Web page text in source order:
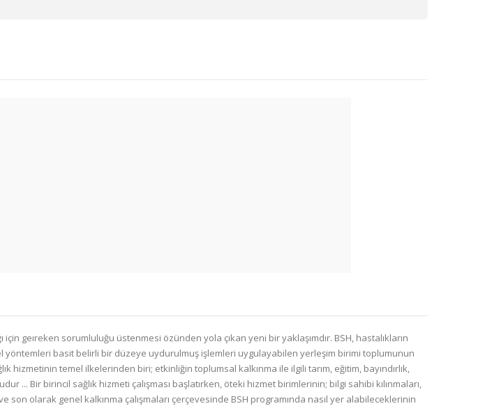
örgütle yakın işbirliğine gidilmesi oldukça yararlıdır. III - «GELENEKSEL GÜÇ YAPISI» : Yerleşim birimi ve kabile, aşiret başkanlarının, dinsel önderlerin ve geleneksel önemin öteki öğelerinin etkisi; görmezlikten gelmek bir yana; dikkate alınmalıdır. Yerleşim biriminde çalışırken onların otoritesi ve etkisi istenmelidir. Gençler yaşlılara bütünüyle karşı olmazlar, ama onları tamamlarlar. Genel anlamıyla yerleşim birimi yaşantısı, programın örgütlenmesi boyunca bilinmesi ve uyulması gereken değerlerin belli bir hiyerarşisi çevresinde biçimlenmiştir. IV - İŞBİRLİĞİ STRATEJİSi : Deneyimler göstermiştir ki, bir birimin üstlendiği bir tasarı üzerinde, öncelikle ona danışılmadan, yeni bir birimin katkısı istenirse olumlu bir yanıt alınması olası değildir. Bu nedenle, programın her kademesinde; farklı evrelerin kavranıması ve işlemesi, eğitimde duyarlılaştırmada olduğu gibi uygulamaya konması ve değerlendirme açısından, çeşitli kuruluşların katkısını elde etmek önemlidir. A. BU İŞBİRLİĞİ UYGULAMAYA NASIL KONMALIDIR? Baş yöneticiden birincil sağlık hizmeti konusunda bir çalışma grubu toplaması istenmelidir. Yoksa, böyle bir tasarının sunulması için, yerel memurların normalda yılda iki ya da üç kez olan toplantılarından yararlanılmalıdır. Toplantıda sağlık elemanı, birincil sağlık hizmeti tasarısının nedenlerini ve programın tüm biçimini tanımlayan bir konuşma yapar. Konuşmada, toplumun konuya duyarlı kılınması ve sorumluluğunu üstlenmesi; yerleşim biriminden edinilecek sağlık görevlileriyle sorumlulukların paylaşılması, görevlerinin tanımlanması ve sınırlandırılması; ve onların çalışmalarının toplumsal kalkınmanın daha geniş çerçevesi içinde bütünleştirilmesinin gerekliliği konuları tartışılır. Amaç şunları yaratmaktır : 1. Toplantılar düzenli, uzun aralıklı bölümler halinde; ve geleneksel, politik ve dinsel önderler, önemli yerleşim birimlerinin başkanları, yöneticiler, okul öğretmenleri, tarımsal deneticiler ve çeşitli kişiler gibi bölgenin yaşamında etkinliği bulunan tüm sorumlu bireylerin çağırılması biıçiminde yapılmalıdır. Bu toplantıların amacı, tasarıya ilişkin olarak doğan sorunların ele alınmasıdır. Uygulamaya ilişkin ayrıntılarla ilgili öneriler, düşünceler ve gelişim raporları tartışılır. 2. Programın günden güne gelişimini incelemek için, yönetici ve yerel birimlerin çeşitli temsilcilerinin katıldığı, daha kısa aralıklı toplantılar da yapılır. Bu grup, yerel birincil sağlık hizmeti kurulunu oluşturacaktır. İlk toplantılarda ele alınması gereken bazı konular şunlardır : a. Duyarlı kılınacak yerleşim birimlerinin önceliğinin; yerleşim biriminin önemi, tecrit, özellikle tarımsal ya da aşılama benzeri önceki kampanyalara ilgi düzeyi gibi ölçütlerle belirlenmesi. b. Seçilen yerleşim birimlerinde, ilk -tanıtıcı -ziyaret ertesinde önceliği olan kişilerin ve hiyerarşik sıranın belirlenmesi. Tanıtıcı ziyarette başkana, imama ya da tüm yerleşim birimine yönelinebilir. c. Aynı görüşte olanlara, özellikle karşıt görüşlülere dikkat edilerek, çeşitli yerleşim birimi gruplarında bir araştırma yapılmalıdır. Grup çatışmalarının olması durumunda, karşıt görüşlülerin üstesinden gelmek ve sorunları çözmek için çareler aranır. Böylece, programı karıştırmaları önlenir. B. YEREL BSH KURULLARININ ÜYELERİ, DUYARLILAŞTIRMA SÜRECİNDE YER ALMALIDIR... Üyelerin bir grubu, programın özellikle tanıtıcı evresi boyunca, çeşitli yerleşim birimi ziyaretlerinde, sağlık elemanına eşlik etmek, ve yüksek memurlar, tüccarlar gibi sonuca ulaştırıcı yerel etkileri olabilen kişilerin belirlenmesinde ona yardımcı olmak konusunda ikna edilmelidir. Ziyaret bu kişilerle birlikte yapılabilir, ya da yakında yaşamıyorlarsa, kendi yerleşim birimlerine döndüklerinde, sağlık elemanını oraya gelmesi için çağırabilirler. «Yukarı Volta'nın Kans köyünde, kısa bir duyarlılaştırma döneminden ve az kişinin katıldığı bir köy toplantısından sonra, ulusal bir programın parçası olarak; yağmurlu mevsim boyunca çocuklara ve anne adaylarına yönelik koruyucu bir nivaguine tasarısını uygulamak ve aynı dönemde ortaya çıkalbirecek basit ateşleri tedavi etmek için eğitilmiş bir genç gönderildi. Yağmurlar köyün çevre ile ilişkisini dört ay süreyle engelledi. Köy yeniden ziyaret edildiğinde, yapılan değerlendirme gösterdi ki : 1. Nivaguine kampanyasına alınanların % 10'dan azı düzenli dozlar almıştı, 2. Görevlinin topladığı paranın hesabında açık vardı, 3. Sıtma nöbetleri sırasında tedaviye çok az kişi gelmişti. Durumun ana nedenlerine, kısa bir araştırma ile açıklık getirildi 1. Görevli tüm köyce benimsenmemişti. Başkanın oğlu ve taraftarları, bu işi yapması konusunda onun çok genç olduğunu düşündüklerinden; kadınların ona danışmaları ve çocuklarını getirmeleri yasaklanmıştı. 2. Sonuçta, gönüllünün durumu yanlış değerlendirilmişti: Okuma yazması ve iki yıllık bir eğitimi olan genç adam; kendisinin sağlık örgütünce, örgütün insan - el - gücünün bir parçası biçiminde görevlendirildiğini düşünmüştü. 3. Duyarlılaştırma işlemi çok hızlı yapılmıştı ve herhangi bir ön çalışma ya da yerel önderlerle görüşme olmaksızın uygulanmıştı. Komşu köy okulunun öğretmenleriyle yapılan görüşmede, bölge merkezi okul müdürünün o köylü olduğu ve durumu dol